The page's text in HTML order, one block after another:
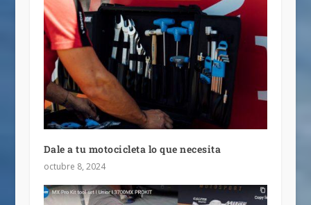
Dale a tu motocicleta lo que necesita
octubre 8, 2024